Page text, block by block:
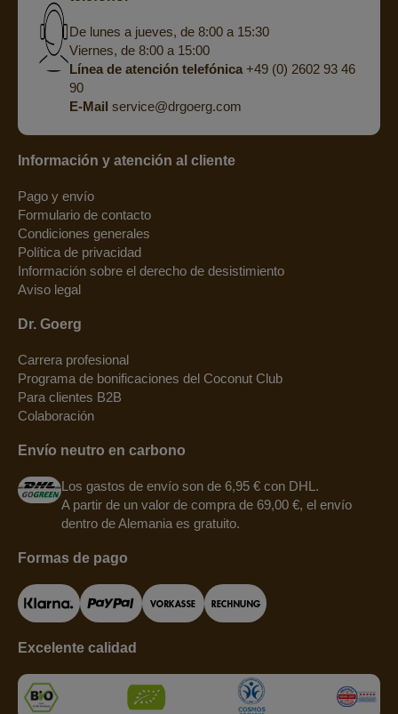
De lunes a jueves, de 8:00 a 15:30
Viernes, de 8:00 a 15:00
Línea de atención telefónica+49 (0) 2602 93 46
90
E-Mail service@drgoerg.com
Información y atención al cliente
Pago y envío
Formulario de contacto
Condiciones generales
Política de privacidad
Información sobre el derecho de desistimiento
Aviso legal
Dr. Goerg
Carrera profesional
Programa de bonificaciones del Coconut Club
Para clientes B2B
Colaboración
Envío neutro en carbono
Los gastos de envío son de 6,95 € con DHL.
A partir de un valor de compra de 69,00 €, el envío
dentro de Alemania es gratuito.
Formas de pago
Excelente calidad